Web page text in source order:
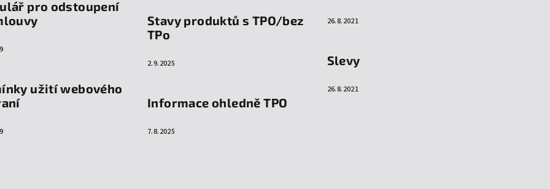
pro odstoupení
užití webového
Stavy produktů s TPO/bez
TPo
2.9.2025
Informace ohledně TPO
7.8.2025
26.8.2021
Slevy
26.8.2021